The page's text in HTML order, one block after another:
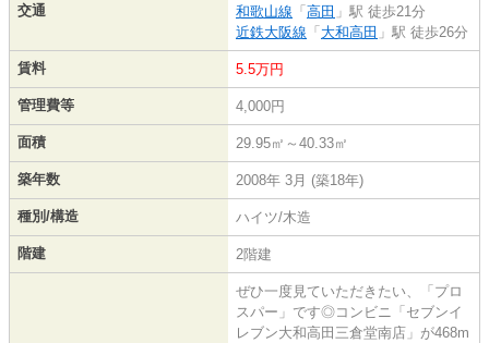
交通
和歌山線 「 高田 」駅 徒歩21分
近鉄大阪線 「 大和高田 」駅 徒歩26分
賃料 5.5万円
管理費等 4,000円
面積 29.95㎡～40.33㎡
築年数 2008年 3月 (築18年)
種別/構造 ハイツ/木造
階建 2階建
ぜひ一度見ていただきたい、「プロ
スパー」です◎コンビニ「セブンイ
レブン大和高田三倉堂南店」が468m